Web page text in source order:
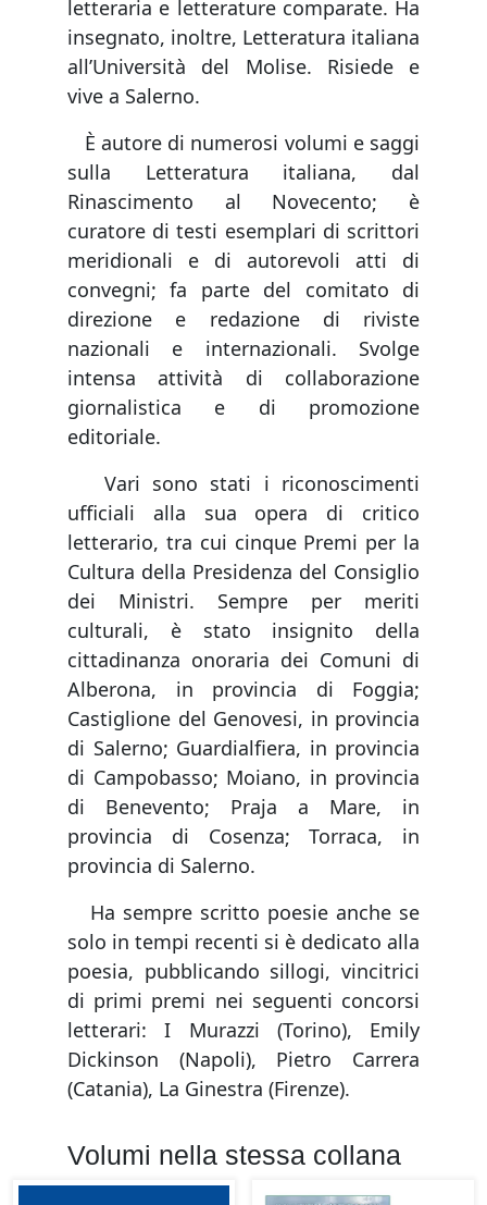
letteraria e letterature comparate. Ha
insegnato, inoltre, Letteratura italiana
all’Università del Molise. Risiede e
vive a Salerno.
È autore di numerosi volumi e saggi
sulla Letteratura italiana, dal
Rinascimento al Novecento; è
curatore di testi esemplari di scrittori
meridionali e di autorevoli atti di
convegni; fa parte del comitato di
direzione e redazione di riviste
nazionali e internazionali. Svolge
intensa attività di collaborazione
giornalistica e di promozione
editoriale.
Vari sono stati i riconoscimenti
ufficiali alla sua opera di critico
letterario, tra cui cinque Premi per la
Cultura della Presidenza del Consiglio
dei Ministri. Sempre per meriti
culturali, è stato insignito della
cittadinanza onoraria dei Comuni di
Alberona, in provincia di Foggia;
Castiglione del Genovesi, in provincia
di Salerno; Guardialfiera, in provincia
di Campobasso; Moiano, in provincia
di Benevento; Praja a Mare, in
provincia di Cosenza; Torraca, in
provincia di Salerno.
Ha sempre scritto poesie anche se
solo in tempi recenti si è dedicato alla
poesia, pubblicando sillogi, vincitrici
di primi premi nei seguenti concorsi
letterari: I Murazzi (Torino), Emily
Dickinson (Napoli), Pietro Carrera
(Catania), La Ginestra (Firenze).
Volumi nella stessa collana